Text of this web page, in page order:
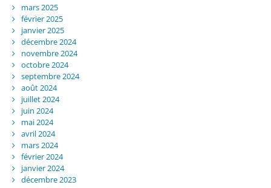
mars 2025
février 2025
janvier 2025
décembre 2024
novembre 2024
octobre 2024
septembre 2024
août 2024
juillet 2024
juin 2024
mai 2024
avril 2024
mars 2024
février 2024
janvier 2024
décembre 2023